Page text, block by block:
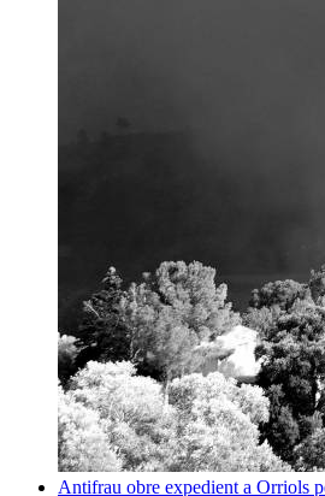
Antifrau obre expedient a Orriols